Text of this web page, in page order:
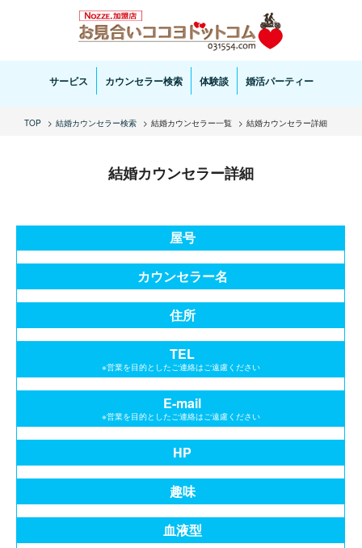
お見合い・結婚相談ならお見合いココヨドットコムへ。専任の結婚カウンセラーがサポートいた
します。
サービス カウンセラー検索 体験談 婚活パーティー
TOP 結婚カウンセラー検索 結婚カウンセラー一覧 結婚カウンセラー詳細
結婚カウンセラー詳細
屋号
カウンセラー名
住所
TEL
※営業を目的としたご連絡はご遠慮ください
E-mail
※営業を目的としたご連絡はご遠慮ください
HP
趣味
血液型